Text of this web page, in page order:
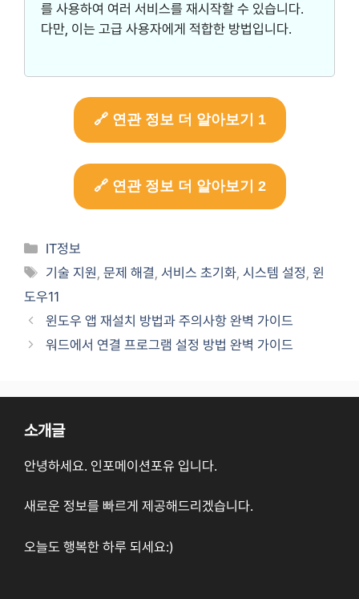
를 사용하여 여러 서비스를 재시작할 수 있습니다.
다만, 이는 고급 사용자에게 적합한 방법입니다.
🔗 연관 정보 더 알아보기 1
🔗 연관 정보 더 알아보기 2
Categories
IT정보
Tags
기술 지원 ,문제 해결 ,서비스 초기화 ,시스템 설정 ,윈
도우11
윈도우 앱 재설치 방법과 주의사항 완벽 가이드
워드에서 연결 프로그램 설정 방법 완벽 가이드
소개글
안녕하세요. 인포메이션포유 입니다.
새로운 정보를 빠르게 제공해드리겠습니다.
오늘도 행복한 하루 되세요:)